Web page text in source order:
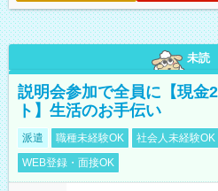
未読
説明会参加で全員に【現金
ト】生活のお手伝い
派遣 職種未経験OK 社会人未経験OK
WEB登録・面接OK